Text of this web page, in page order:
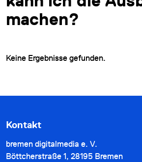
machen?
Keine Ergebnisse gefunden.
Kontakt
bremen digitalmedia e. V.
Böttcherstraße 1, 28195 Bremen